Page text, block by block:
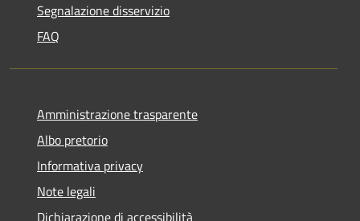
Segnalazione disservizio
FAQ
Amministrazione trasparente
Albo pretorio
Informativa privacy
Note legali